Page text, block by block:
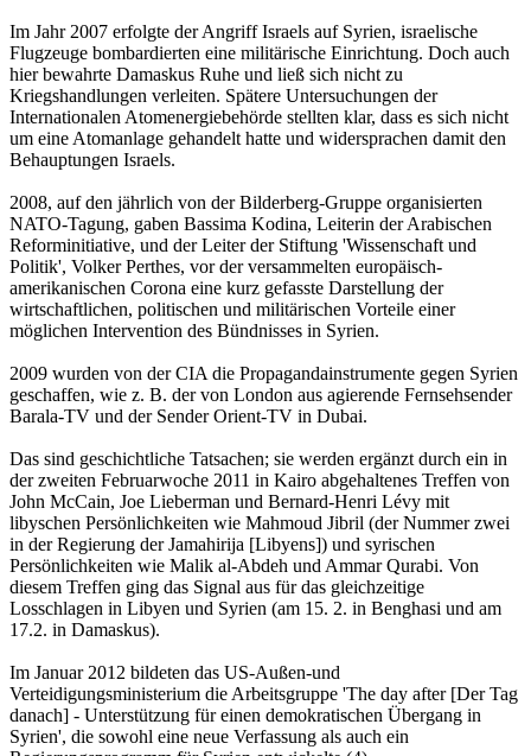
Im Jahr 2007 erfolgte der Angriff Israels auf Syrien, israelische
Flugzeuge bombardierten eine militärische Einrichtung. Doch auch
hier bewahrte Damaskus Ruhe und ließ sich nicht zu
Kriegshandlungen verleiten. Spätere Untersuchungen der
Internationalen Atomenergiebehörde stellten klar, dass es sich nicht
um eine Atomanlage gehandelt hatte und widersprachen damit den
Behauptungen Israels.
2008, auf den jährlich von der Bilderberg-Gruppe organisierten
NATO-Tagung, gaben Bassima Kodina, Leiterin der Arabischen
Reforminitiative, und der Leiter der Stiftung 'Wissenschaft und
Politik', Volker Perthes, vor der versammelten europäisch-
amerikanischen Corona eine kurz gefasste Darstellung der
wirtschaftlichen, politischen und militärischen Vorteile einer
möglichen Intervention des Bündnisses in Syrien.
2009 wurden von der CIA die Propagandainstrumente gegen Syrien
geschaffen, wie z. B. der von London aus agierende Fernsehsender
Barala-TV und der Sender Orient-TV in Dubai.
Das sind geschichtliche Tatsachen; sie werden ergänzt durch ein in
der zweiten Februarwoche 2011 in Kairo abgehaltenes Treffen von
John McCain, Joe Lieberman und Bernard-Henri Lévy mit
libyschen Persönlichkeiten wie Mahmoud Jibril (der Nummer zwei
in der Regierung der Jamahirija [Libyens]) und syrischen
Persönlichkeiten wie Malik al-Abdeh und Ammar Qurabi. Von
diesem Treffen ging das Signal aus für das gleichzeitige
Losschlagen in Libyen und Syrien (am 15. 2. in Benghasi und am
17.2. in Damaskus).
Im Januar 2012 bildeten das US-Außen-und
Verteidigungsministerium die Arbeitsgruppe 'The day after [Der Tag
danach] - Unterstützung für einen demokratischen Übergang in
Syrien', die sowohl eine neue Verfassung als auch ein